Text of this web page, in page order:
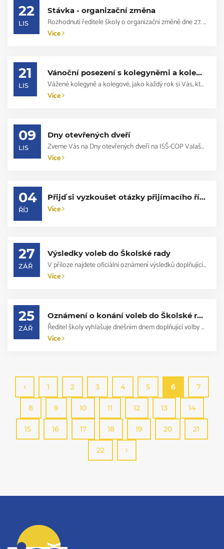
22
LIS
Stávka - organizační změna
Rozhodnutí ředitele školy o organizační změně dne 27. 11. 2023 Na základě oznáme...
Více
21
LIS
Vánoční posezení s kolegyněmi a kolegy v důchodu
Vážené kolegyně a kolegové, jako každý rok si Vás, kteří jste od nás odcházeli d...
Více
09
LIS
Dny otevřených dveří
Zveme Vás na Dny otevřených dveří na ISŠ-COP Valašské Meziříčí v pátek 10. 11. 2...
Více
04
ŘÍJ
Přijď si vyzkoušet otázky přijímacího řízení
Více
27
ZÁŘ
Výsledky voleb do Školské rady
V příloze najdete oficiální oznámení výsledků doplňujících voleb do Školské rady...
Více
25
ZÁŘ
Oznámení o konání voleb do Školské rady
Ředitel školy vyhlašuje dnešním dnem doplňující volby do Školské rady v kategori...
Více
1 2 3 4 5 6 7
8 9 10 11 12 13 14
15 16 17 18 19 20 21
22